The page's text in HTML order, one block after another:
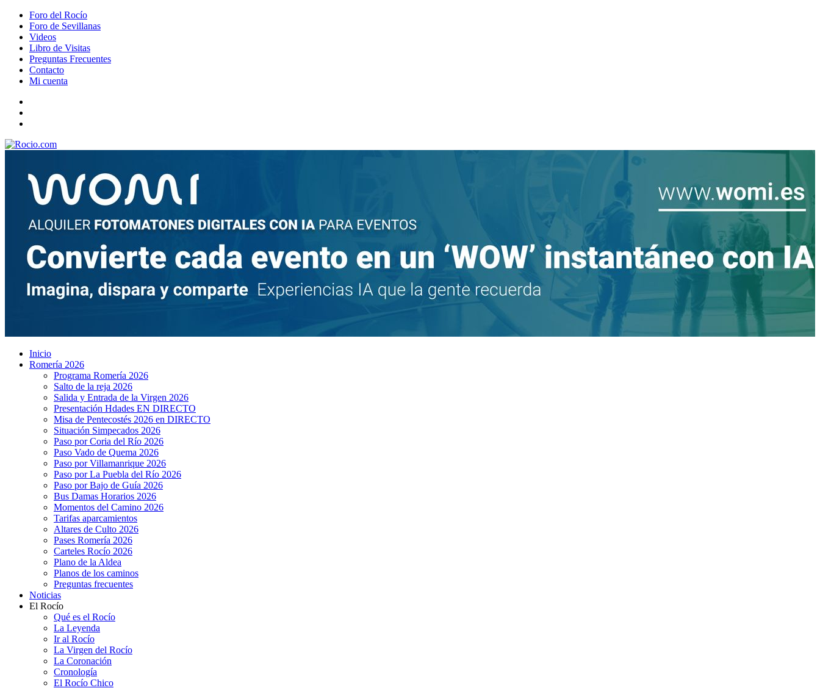
Foro del Rocío
Foro de Sevillanas
Videos
Libro de Visitas
Preguntas Frecuentes
Contacto
Mi cuenta
Inicio
Romería 2026
Programa Romería 2026
Salto de la reja 2026
Salida y Entrada de la Virgen 2026
Presentación Hdades EN DIRECTO
Misa de Pentecostés 2026 en DIRECTO
Situación Simpecados 2026
Paso por Coria del Río 2026
Paso Vado de Quema 2026
Paso por Villamanrique 2026
Paso por La Puebla del Río 2026
Paso por Bajo de Guía 2026
Bus Damas Horarios 2026
Momentos del Camino 2026
Tarifas aparcamientos
Altares de Culto 2026
Pases Romería 2026
Carteles Rocío 2026
Plano de la Aldea
Planos de los caminos
Preguntas frecuentes
Noticias
El Rocío
Qué es el Rocío
La Leyenda
Ir al Rocío
La Virgen del Rocío
La Coronación
Cronología
El Rocío Chico